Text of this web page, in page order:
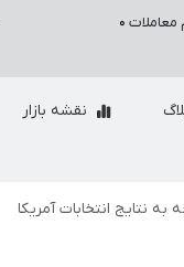
۰
نقشه بازار